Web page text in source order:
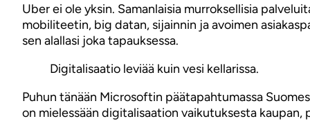
Uber ei ole yksin. Samanlaisia murroksellisia
mobiliteetin, big datan, sijainnin ja avoimen
sen alallasi joka tapauksessa.
Digitalisaatio leviää kuin vesi kellarissa.
Puhun tänään Microsoftin päätapahtumassa
on mielessään digitalisaation vaikutuksesta